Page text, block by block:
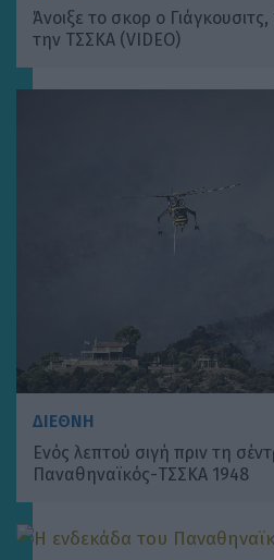
Άνοιξε το σκορ ο
την ΤΣΣΚΑ (VIDEO)
ΔΙΕΘΝΗ
Ενός λεπτού σιγή πριν τη
Παναθηναϊκός-ΤΣΣΚΑ 1948